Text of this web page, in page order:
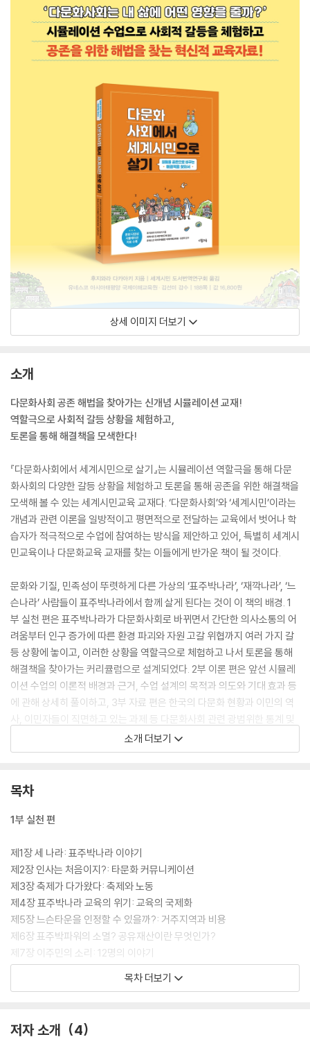
상세 이미지 더보기
소개
다문화사회 공존 해법을 찾아가는 신개념 시뮬레이션 교재!
역할극으로 사회적 갈등 상황을 체험하고,
토론을 통해 해결책을 모색한다!
『다문화사회에서 세계시민으로 살기』는 시뮬레이션 역할극을 통해 다문
화사회의 다양한 갈등 상황을 체험하고 토론을 통해 공존을 위한 해결책을
모색해 볼 수 있는 세계시민교육 교재다. ‘다문화사회’와 ‘세계시민’이라는
개념과 관련 이론을 일방적이고 평면적으로 전달하는 교육에서 벗어나 학
습자가 적극적으로 수업에 참여하는 방식을 제안하고 있어, 특별히 세계시
민교육이나 다문화교육 교재를 찾는 이들에게 반가운 책이 될 것이다.
문화와 기질, 민족성이 뚜렷하게 다른 가상의 ‘표주박나라’, ‘재깍나라’, ‘느
슨나라’ 사람들이 표주박나라에서 함께 살게 된다는 것이 이 책의 배경. 1
부 실천 편은 표주박나라가 다문화사회로 바뀌면서 간단한 의사소통의 어
려움부터 인구 증가에 따른 환경 파괴와 자원 고갈 위협까지 여러 가지 갈
등 상황에 놓이고, 이러한 상황을 역할극으로 체험하고 나서 토론을 통해
해결책을 찾아가는 커리큘럼으로 설계되었다. 2부 이론 편은 앞선 시뮬레
이션 수업의 이론적 배경과 근거, 수업 설계의 목적과 의도와 기대 효과 등
에 관해 상세히 풀이하고, 3부 자료 편은 한국의 다문화 현황과 이민의 역
사, 이민자들이 직면하고 있는 과제 등 다문화사회 관련 광범위한 통계 및
연구 자료를 비롯해 시뮬레이션 수업에 필요한 역할 시뮬레이션 카드와 영
상 자료를 다운로드할 수 있는 QR코드와 URL을 제공한다.
소개 더보기
목차
1부 실천 편
제1장 세 나라: 표주박나라 이야기
제2장 인사는 처음이지?: 타문화 커뮤니케이션
제3장 축제가 다가왔다: 축제와 노동
제4장 표주박나라 교육의 위기: 교육의 국제화
제5장 느슨타운을 인정할 수 있을까?: 거주지역과 비용
제6장 표주박파워의 소멸? 공유재산이란 무엇인가?
제7장 이주민의 소리: 12명의 이야기
목차 더보기
저자 소개 4